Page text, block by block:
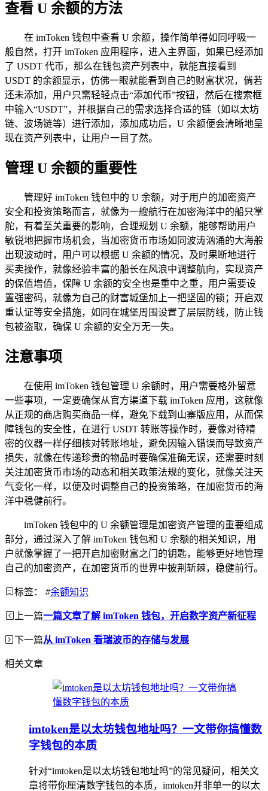
查看 U 余额的方法
在 imToken 钱包中查看 U 余额，操作简单得如同呼吸一
般自然，打开 imToken 应用程序，进入主界面，如果已经添加
了 USDT 代币，那么在钱包资产列表中，就能直接看到
USDT 的余额显示，仿佛一眼就能看到自己的财富状况，倘若
还未添加，用户只需轻轻点击“添加代币”按钮，然后在搜索框
中输入“USDT”，并根据自己的需求选择合适的链（如以太坊
链、波场链等）进行添加，添加成功后，U 余额便会清晰地呈
现在资产列表中，让用户一目了然。
管理 U 余额的重要性
管理好 imToken 钱包中的 U 余额，对于用户的加密资产
安全和投资策略而言，就像为一艘航行在加密海洋中的船只掌
舵，有着至关重要的影响，合理规划 U 余额，能够帮助用户
敏锐地把握市场机会，当加密货币市场如同波涛汹涌的大海般
出现波动时，用户可以根据 U 余额的情况，及时果断地进行
买卖操作，就像经验丰富的船长在风浪中调整航向，实现资产
的保值增值，保障 U 余额的安全也是重中之重，用户需要设
置强密码，就像为自己的财富城堡加上一把坚固的锁；开启双
重认证等安全措施，如同在城堡周围设置了层层防线，防止钱
包被盗取，确保 U 余额的安全万无一失。
注意事项
在使用 imToken 钱包管理 U 余额时，用户需要格外留意
一些事项，一定要确保从官方渠道下载 imToken 应用，这就像
从正规的商店购买商品一样，避免下载到山寨版应用，从而保
障钱包的安全性，在进行 USDT 转账等操作时，要像对待精
密的仪器一样仔细核对转账地址，避免因输入错误而导致资产
损失，就像在传递珍贵的物品时要确保准确无误，还需要时刻
关注加密货币市场的动态和相关政策法规的变化，就像关注天
气变化一样，以便及时调整自己的投资策略，在加密货币的海
洋中稳健前行。
imToken 钱包中的 U 余额管理是加密资产管理的重要组成
部分，通过深入了解 imToken 钱包和 U 余额的相关知识，用
户就像掌握了一把开启加密财富之门的钥匙，能够更好地管理
自己的加密资产，在加密货币的世界中披荆斩棘，稳健前行。
标签： #余额知识
上一篇一篇文章了解 imToken 钱包，开启数字资产新征程
下一篇从 imToken 看瑞波币的存储与发展
相关文章
imtoken是以太坊钱包地址吗？一文带你搞懂数
字钱包的本质
针对“imtoken是以太坊钱包地址吗”的常见疑问，相关文
章将带你厘清数字钱包的本质，imtoken并非单一的以太